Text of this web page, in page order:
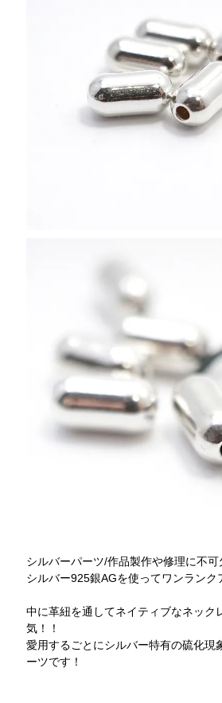
シルバーパーツ/作品製作や修理に不可
シルバー925銀AGを使ってワンランク
中に革紐を通してネイティブなネック
気！！
愛用するごとにシルバー特有の硫化現
ーツです！